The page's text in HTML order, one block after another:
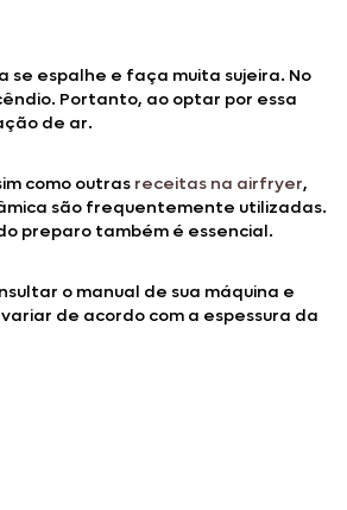
se espalhe e faça muita sujeira. No
Portanto, ao optar por essa
de ar.
como outras receitas na airfryer,
são frequentemente utilizadas.
preparo também é essencial.
o manual de sua máquina e
de acordo com a espessura da